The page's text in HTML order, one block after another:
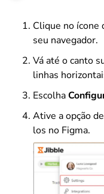
Clique no ícone
seu navegador.
Vá até o canto
linhas
Escolha
Ative a opção de
los no Figma.